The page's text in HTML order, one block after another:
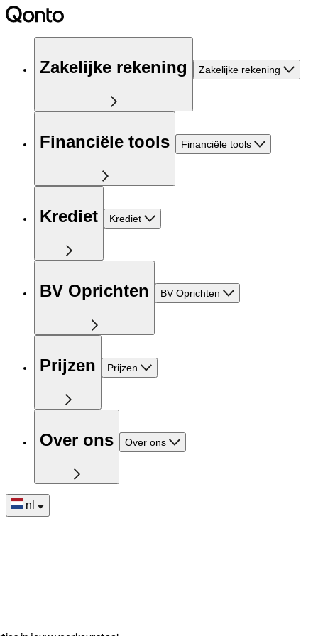
Zakelijke rekening Zakelijke rekening
Financiële tools Financiële tools
Krediet Krediet
BV Oprichten BV Oprichten
Prijzen Prijzen
Over ons Over ons
nl